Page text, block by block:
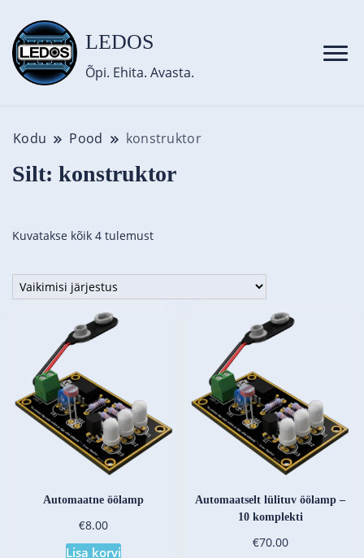
LEDOS
Õpi. Ehita. Avasta.
Kodu Pood konstruktor
Silt: konstruktor
Kuvatakse kõik 4 tulemust
Automaatne öölamp
€8.00
Lisa korvi
Automaatselt lülituv öölamp –
10 komplekti
€70.00